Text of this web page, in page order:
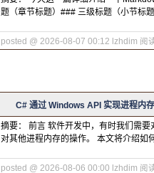
题（章节标题）### 三级标题（小节标
posted @ 2026-08-07 00:12 lzhdim 阅
C# 通过 Windows API 实现进程内
摘要： 前言 软件开发中，有时我们需
对其他进程内存的操作。 本文将介绍如
posted @ 2026-08-06 00:00 lzhdim 阅